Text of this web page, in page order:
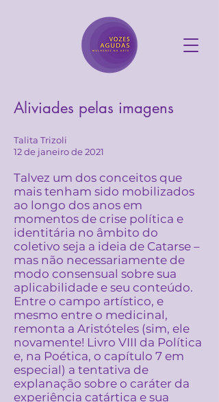
Aliviades pelas imagens
Talita Trizoli
12 de janeiro de 2021
Talvez um dos conceitos que
mais tenham sido mobilizados
ao longo dos anos em
momentos de crise política e
identitária no âmbito do
coletivo seja a ideia de Catarse –
mas não necessariamente de
modo consensual sobre sua
aplicabilidade e seu conteúdo.
Entre o campo artístico, e
mesmo entre o medicinal,
remonta a Aristóteles (sim, ele
novamente! Livro VIII da Política
e, na Poética, o capítulo 7 em
especial) a tentativa de
explanação sobre o caráter da
experiência catártica e sua